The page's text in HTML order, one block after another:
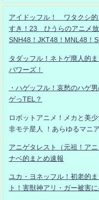
アイドッフル！ ワタクシ
すき！23 ひうらのアニメ
SNH48！JKT48！MNL48！
タダッフル！ネトゲ廃人的
パワーズ！
・ハゲッフル！哀愁のハゲ
ゲっTEL？
ロボットアニメ！メカと美
非モテ星人 ！あらゆるマニ
アニゲタレスト（元祖！ア
ナベ的まとめ速報
ユカ・ヨネッフル！初老的
ト！害獣神アリ・ガー被害